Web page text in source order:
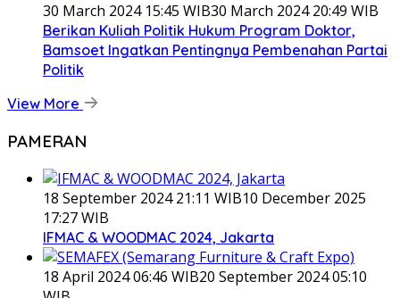
30 March 2024 15:45 WIB30 March 2024 20:49 WIB
Berikan Kuliah Politik Hukum Program Doktor,
Bamsoet Ingatkan Pentingnya Pembenahan Partai
Politik
View More
PAMERAN
18 September 2024 21:11 WIB10 December 2025
17:27 WIB
IFMAC & WOODMAC 2024, Jakarta
18 April 2024 06:46 WIB20 September 2024 05:10